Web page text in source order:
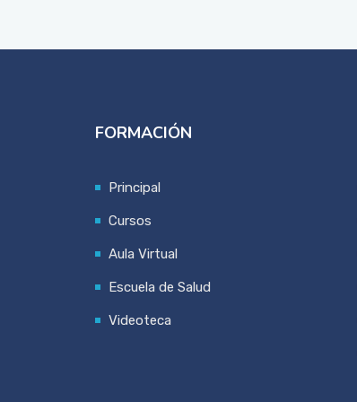
FORMACIÓN
Principal
Cursos
Aula Virtual
Escuela de Salud
Videoteca